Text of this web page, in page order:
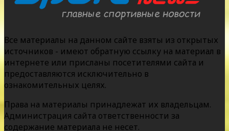
Все материалы на данном сайте взяты из открытых
источников - имеют обратную ссылку на материал в
интернете или присланы посетителями сайта и
предоставляются исключительно в
ознакомительных целях.
Права на материалы принадлежат их владельцам.
Администрация сайта ответственности за
содержание материала не несет.